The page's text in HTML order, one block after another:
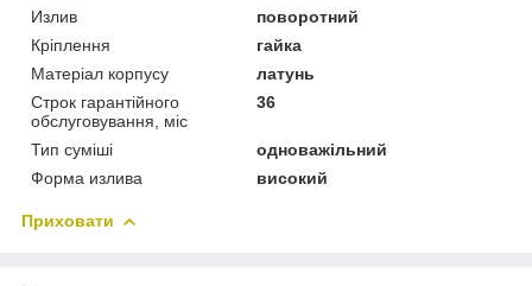
Излив
поворотний
Крiплення
гайка
Матеріал корпусу
латунь
Строк гарантійного
обслуговування, міс
36
Тип суміші
одноважільний
Форма излива
високий
Приховати